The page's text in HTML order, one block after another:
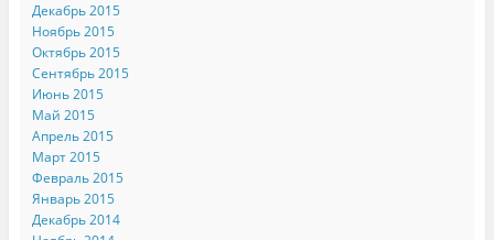
Декабрь 2015
Ноябрь 2015
Октябрь 2015
Сентябрь 2015
Июнь 2015
Май 2015
Апрель 2015
Март 2015
Февраль 2015
Январь 2015
Декабрь 2014